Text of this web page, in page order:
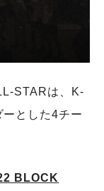
STARは、K-
とした4チー
BLOCK